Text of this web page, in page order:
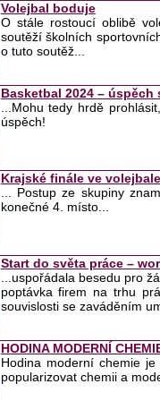
Volejbal boduje
O stále rostoucí oblibě
soutěží školních
o tuto soutěž...
Basketbal 2024 –
...Mohu tedy hrdě
úspěch!
Krajské finále ve
... Postup ze skupiny
konečné 4. místo...
Start do světa práce –
...uspořádala besedu pro
poptávka firem na trhu
souvislosti se zaváděním
HODINA MODERNÍ
Hodina moderní chemie
popularizovat chemii a